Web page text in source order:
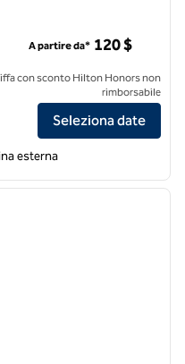
Inn & Suites Memphis
A partire da* 120 $
con sconto Hilton Honors non
rimborsabile
Seleziona date
esterna